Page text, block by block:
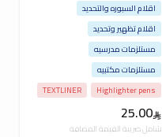
25.00
اقلام السبوره والتحديد
اقلام تظهير وتحديد
مستلزمات مدرسيه
مستلزمات مكتبيه
Highlighter pens
TEXTLINER
شامل ضريبة القيمة المضافة